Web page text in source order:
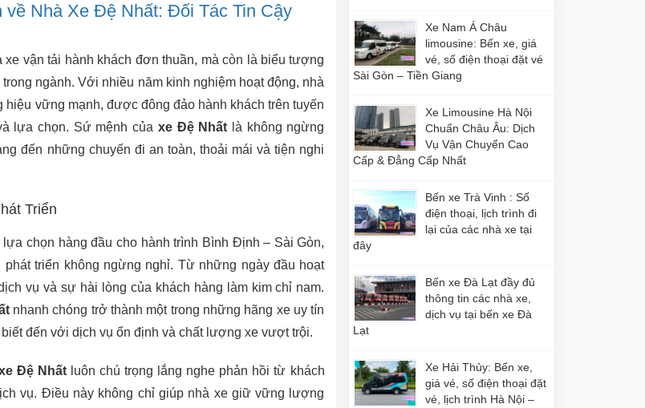
về Nhà Xe Đệ Nhất: Đối Tác Tin Cậy
vận tải hành khách đơn thuần, mà còn là biểu tượng
ngành. Với nhiều năm kinh nghiệm hoạt động, nhà
vững mạnh, được đông đảo hành khách trên tuyến
lựa chọn. Sứ mệnh của xe Đệ Nhất là không ngừng
đến những chuyến đi an toàn, thoải mái và tiện nghi
Triển
chọn hàng đầu cho hành trình Bình Định – Sài Gòn,
phát triển không ngừng nghỉ. Từ những ngày đầu hoạt
vụ và sự hài lòng của khách hàng làm kim chỉ nam.
nhanh chóng trở thành một trong những hãng xe uy tín
đến với dịch vụ ổn định và chất lượng xe vượt trội.
Đệ Nhất luôn chú trọng lắng nghe phản hồi từ khách
vụ. Điều này không chỉ giúp nhà xe giữ vững lượng
Xe Nam Á Châu
limousine: Bến xe, giá
vé, số điện thoại đặt vé
Sài Gòn – Tiền Giang
Xe Limousine Hà Nội
Chuẩn Châu Âu: Dịch
Vụ Vận Chuyển Cao
Cấp & Đẳng Cấp Nhất
Bến xe Trà Vinh : Số
điện thoại, lịch trình đi
lại của các nhà xe tại
đây
Bến xe Đà Lạt đầy đủ
thông tin các nhà xe,
dịch vụ tại bến xe Đà
Lạt
Xe Hải Thủy: Bến xe,
giá vé, số điện thoại đặt
vé, lịch trình Hà Nội –